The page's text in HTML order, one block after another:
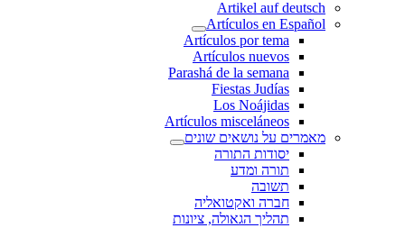
Artikel auf deutsch
Artículos en Español
Artículos por tema
Artículos nuevos
Parashá de la semana
Fiestas Judías
Los Noájidas
Artículos misceláneos
מאמרים על נושאים שונים
יסודות התורה
תורה ומדע
תשובה
חברה ואקטואליה
תהליך הגאולה, ציונות